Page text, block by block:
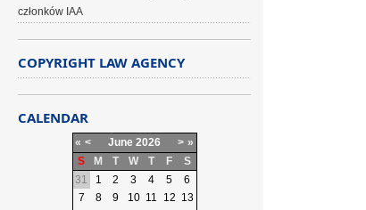
członków IAA
COPYRIGHT LAW AGENCY
CALENDAR
« < June 2026 > »
S
M T W T F
S
31
1 2 3 4 5
6
7
8 9 10 11 12 13